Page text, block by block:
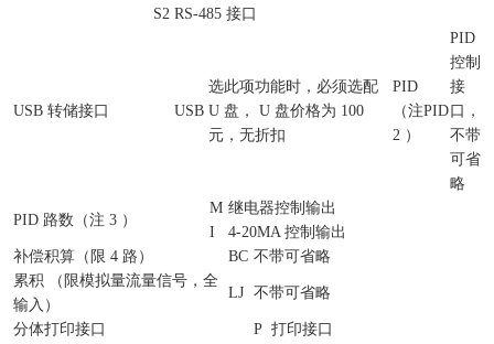
S2 RS-485 接口
USB 转储接口 USB
选此项功能时，必须选配
U 盘， U 盘价格为 100
元，无折扣
PID
（注
2 ）
PID
PID
控制
接
口，
不带
可省
略
PID 路数（注 3 ）
M 继电器控制输出
I
4-20MA 控制输出
补偿积算（限 4 路）
BC 不带可省略
累积 （限模拟量流量信号，全
输入）
LJ 不带可省略
分体打印接口 P 打印接口